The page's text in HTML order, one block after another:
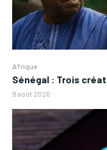
Afrique
Sénégal : Trois
8 août 2026